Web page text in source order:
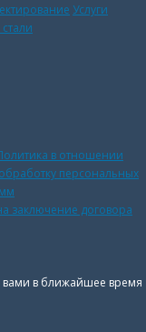
Услуги
в отношении
персональных
заключение договора
вами в ближайшее время